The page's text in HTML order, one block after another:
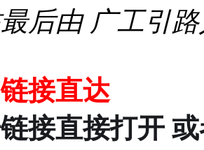
后由 广工引
接直达
接直接打开